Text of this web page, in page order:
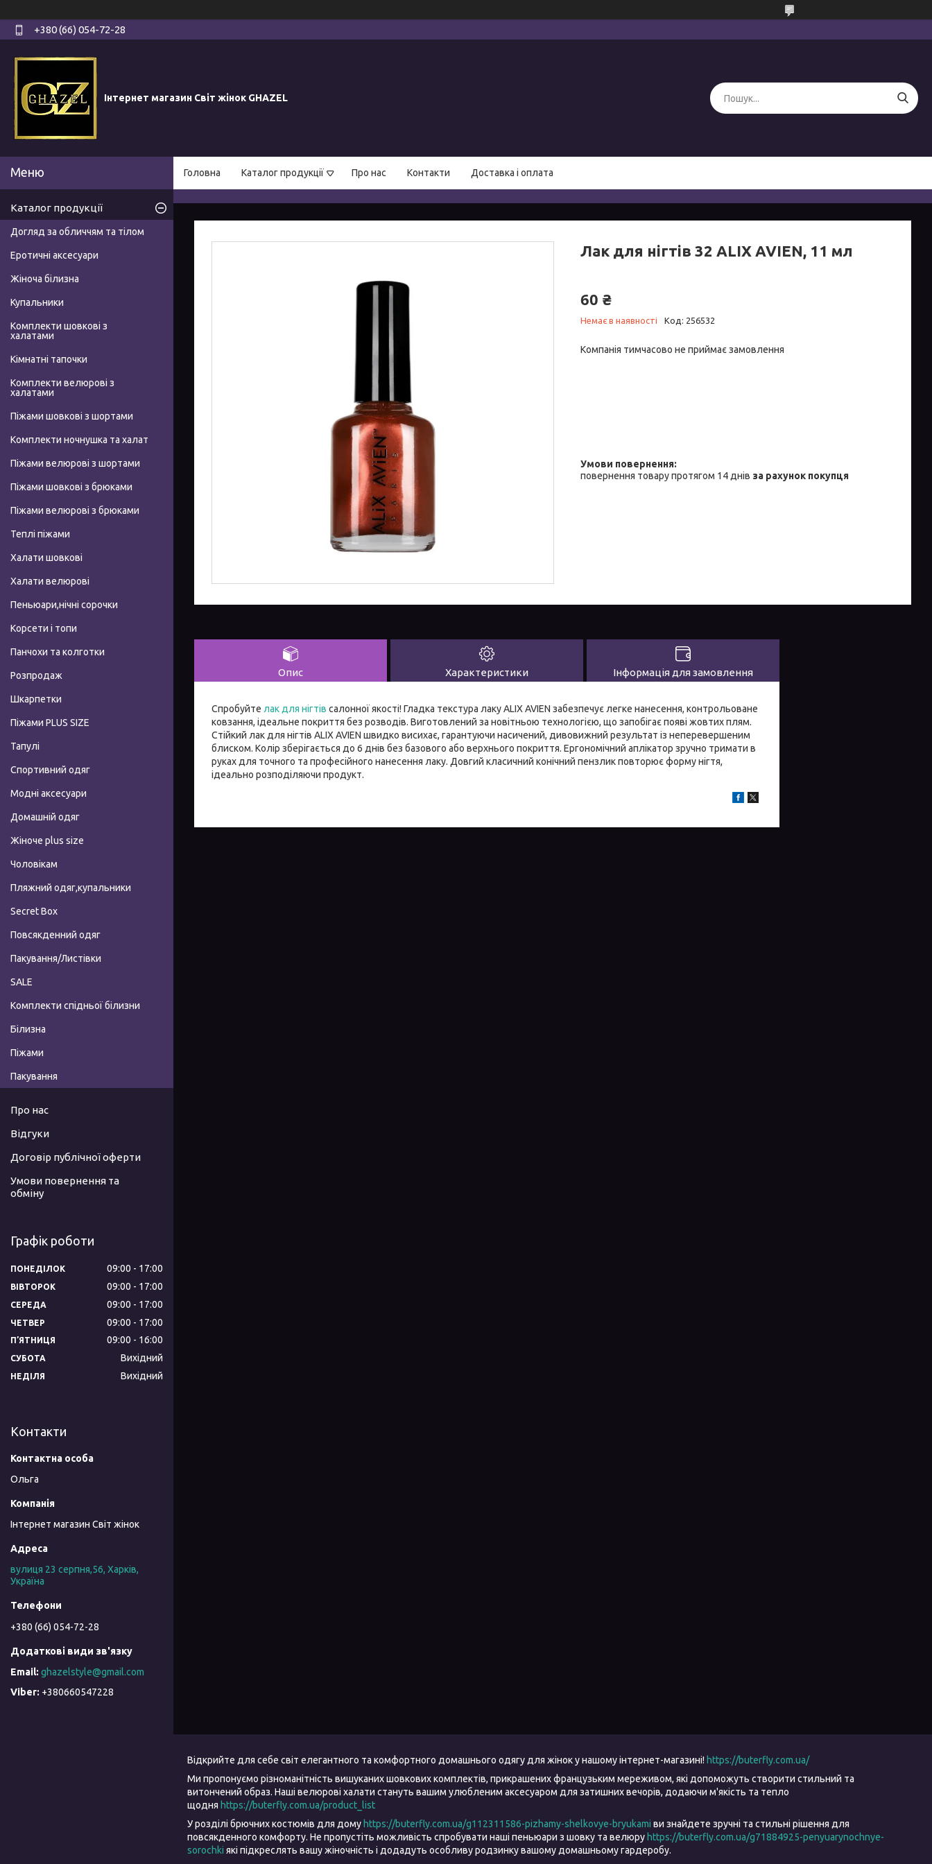
+380 (66) 054-72-28
Інтернет магазин Світ жінок GHAZEL
Головна Каталог продукції Про нас Контакти Доставка і оплата
Лак для нігтів 32 ALIX AVIEN, 11 мл
60 ₴
Немає в наявності Код: 256532
Компанія тимчасово не приймає замовлення
повернення товару протягом 14 днів за рахунок покупця
Опис Характеристики Інформація для замовлення
Спробуйте лак для нігтів салонної якості! Гладка текстура лаку ALIX AVIEN забезпечує легке нанесення, контрольоване
ковзання, ідеальне покриття без розводів. Виготовлений за новітньою технологією, що запобігає появі жовтих плям.
Стійкий лак для нігтів ALIX AVIEN швидко висихає, гарантуючи насичений, дивовижний результат із неперевершеним
блиском. Колір зберігається до 6 днів без базового або верхнього покриття. Ергономічний аплікатор зручно тримати в
руках для точного та професійного нанесення лаку. Довгий класичний конічний пензлик повторює форму нігтя,
ідеально розподіляючи продукт.
Каталог продукції
Догляд за обличчям та тілом
Еротичні аксесуари
Жіноча білизна
Купальники
Комплекти шовкові з
халатами
Кімнатні тапочки
Комплекти велюрові з
халатами
Піжами шовкові з шортами
Комплекти ночнушка та халат
Піжами велюрові з шортами
Піжами шовкові з брюками
Піжами велюрові з брюками
Теплі піжами
Халати шовкові
Халати велюрові
Пеньюари,нічні сорочки
Корсети і топи
Панчохи та колготки
Розпродаж
Шкарпетки
Піжами PLUS SIZE
Тапулі
Спортивний одяг
Модні аксесуари
Домашній одяг
Жіноче plus size
Чоловікам
Пляжний одяг,купальники
Secret Box
Повсякденний одяг
Пакування/Листівки
SALE
Комплекти спідньої білизни
Білизна
Піжами
Пакування
Про нас
Відгуки
Договір публічної оферти
Умови повернення та
обміну
Графік роботи
ПОНЕДІЛОК 09:00 17:00
ВІВТОРОК 09:00 17:00
СЕРЕДА 09:00 17:00
ЧЕТВЕР 09:00 17:00
ПʼЯТНИЦЯ 09:00 16:00
СУБОТА Вихідний
НЕДІЛЯ Вихідний
Контакти
Ольга
Інтернет магазин Світ жінок
вулиця 23 серпня,56, Харків,
Україна
+380 (66) 054-72-28
ghazelstyle@gmail.com
+380660547228
Відкрийте для себе світ елегантного та комфортного домашнього одягу для жінок у нашому інтернет-магазині! https://buterfly.com.ua/
Ми пропонуємо різноманітність вишуканих шовкових комплектів, прикрашених французьким мереживом, які допоможуть створити стильний та
витончений образ. Наші велюрові халати стануть вашим улюбленим аксесуаром для затишних вечорів, додаючи м'якість та тепло
щодня https://buterfly.com.ua/product_list
У розділі брючних костюмів для дому https://buterfly.com.ua/g112311586-pizhamy-shelkovye-bryukami ви знайдете зручні та стильні рішення для
повсякденного комфорту. Не пропустіть можливість спробувати наші пеньюари з шовку та велюру https://buterfly.com.ua/g71884925-penyuarynochnye-
sorochki які підкреслять вашу жіночність і додадуть особливу родзинку вашому домашньому гардеробу.